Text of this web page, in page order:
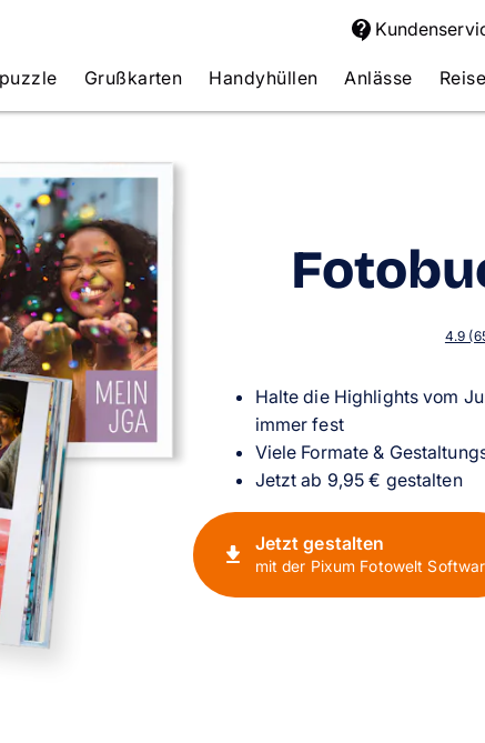
Grußkarten Handyhüllen Anlässe
4.9
Halte die Highlights vom
immer fest
Viele Formate &
Jetzt ab 9,95 € gestalten
Jetzt gestalten
mit der Pixum Fotowelt